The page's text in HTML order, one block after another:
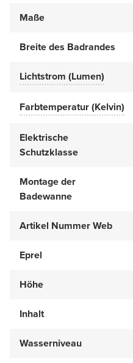
Maße
Breite des Badrandes
Lichtstrom (Lumen)
Farbtemperatur (Kelvin)
Elektrische
Schutzklasse
Montage der
Badewanne
Artikel Nummer Web
Eprel
Höhe
Inhalt
Wasserniveau